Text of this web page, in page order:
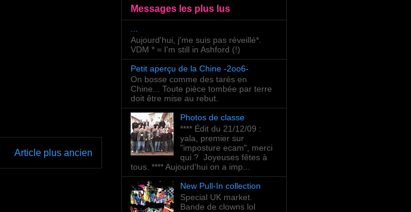
Article plus ancien
Messages les plus lus
Aujourd'hui, j'me suis pas réveillé*.
VDM * = I'm still in Ashford (!)
Petit aperçu de la Chine -2oo6-
On bosse comme des tarés en
Chine... Toute pièce tombée par terre
doit être mise au rebut.
Photos de classe
**** Édit du 21/12/09 :
yala, premier sur
"imposture ecam", merci
qui ? Joyeuses fêtes à
tous. **** Aujourd'hui on a imp...
New Pull-In collection
Special UK market.
Bande de clowns lol